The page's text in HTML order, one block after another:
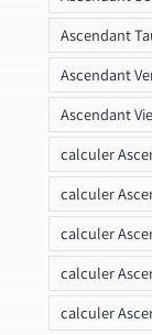
Ascendant
Ascendant
Ascendant
calculer
calculer
calculer
calculer
calculer